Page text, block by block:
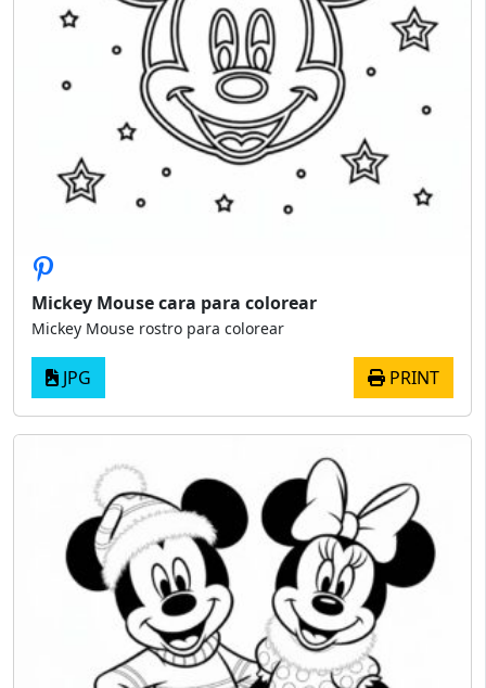
Mickey Mouse cara para colorear
Mickey Mouse rostro para colorear
JPG PRINT